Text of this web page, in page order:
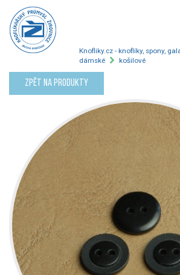
Knofliky.cz - knoflíky, spony,
dámské
košilové
Zpět na produkty